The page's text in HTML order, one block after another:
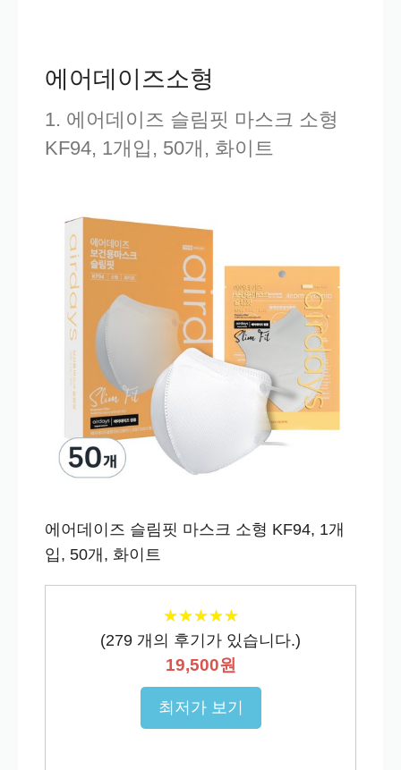
에어데이즈소형
1. 에어데이즈 슬림핏 마스크 소형
KF94, 1개입, 50개, 화이트
에어데이즈 슬림핏 마스크 소형 KF94, 1개
입, 50개, 화이트
★★★★★
★★★★★
(279 개의 후기가 있습니다.)
19,500원
최저가 보기